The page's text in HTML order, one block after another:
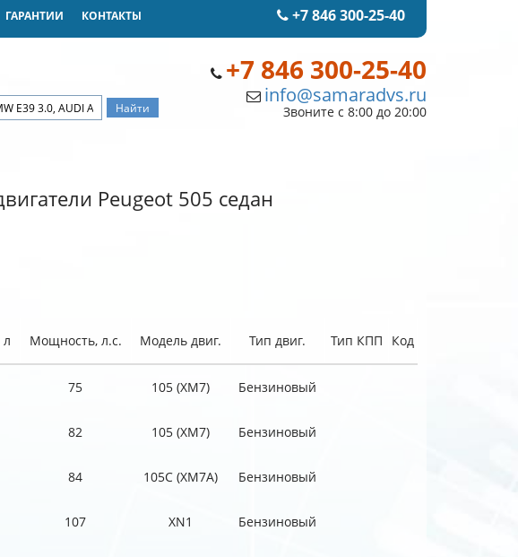
+7 846 300-25-40
ГАРАНТИИ КОНТАКТЫ
+7 846 300-25-40
info@samaradvs.ru
Звоните с 8:00 до 20:00
Peugeot 505 седан
Мощность, л.с. Модель двиг. Тип двиг. Тип КПП Код
75 105 (XM7) Бензиновый
82 105 (XM7) Бензиновый
84 105C (XM7A) Бензиновый
107 XN1 Бензиновый